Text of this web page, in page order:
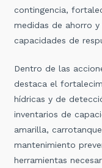
contingencia,
medidas de ahorro
capacidades de
Dentro de las
destaca el
hídricas y de
inventarios de
amarilla,
mantenimiento
herramientas